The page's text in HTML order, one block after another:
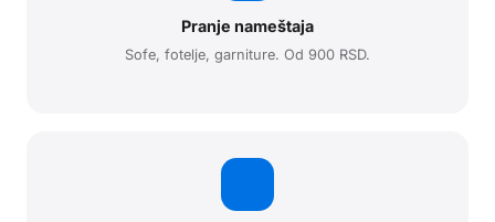
Pranje nameštaja
Sofe, fotelje, garniture. Od 900 RSD.